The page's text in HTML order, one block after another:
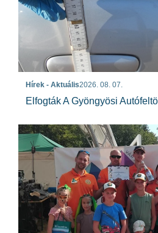
Hírek - Aktuális2026. 08. 07.
Elfogták A Gyöngyösi